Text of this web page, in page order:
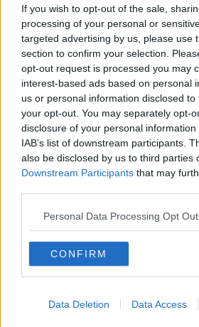
If you wish to opt-out of the sale,
processing of your personal or
targeted advertising by us, please use
section to confirm your selection.
opt-out request is processed you may
interest-based ads based on personal
us or personal information disclosed
your opt-out. You may separately opt-
disclosure of your personal
IAB’s list of downstream participants.
also be disclosed by us to third parties
Downstream Participants that may
Personal Data Processing Opt
CONFIRM
Data Deletion Data Access
Ultimo
​L’urlo e gli inglesi
Carrà
Può darsi
Europei
Acciaio
Il Presidente
Insopportabile
​Mentre
Luana
​Ci vuole Fedez
​Cronaca di un vaccino annunciato
​Liberazione
Vaxzevria
Nazionali
​Ricorrenze e celebrazioni
Marte
​Crapa pelada